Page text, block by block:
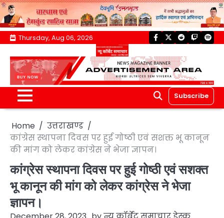
Skip
content
Thursday, Aug 06, 2026 facebook
twitterreddittwitch
Subscribe
Home
उत्तराखण्ड
कांग्रेस स्थापना दिवस पर हुई गोष्ठी एवं सशक्त भू कानून
की मांग को लेकर कांग्रेस ने भेजा ज्ञापन।
कांग्रेस स्थापना दिवस पर हुई गोष्ठी एवं सशक्त
भू कानून की मांग को लेकर कांग्रेस ने भेजा
ज्ञापन।